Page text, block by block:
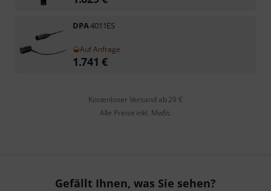
DPA4011ES
Auf Anfrage
1.741 €
Kostenloser Versand ab 29 €
Alle Preise inkl. MwSt.
Gefällt Ihnen, was Sie sehen?